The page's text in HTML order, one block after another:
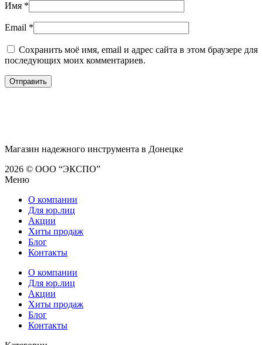
Имя *
Email *
Сохранить моё имя, email и адрес сайта в этом браузере для
последующих моих комментариев.
Магазин надежного инструмента в Донецке
2026 © ООО “ЭКСПО”
Меню
О компании
Для юр.лиц
Акции
Хиты продаж
Блог
Контакты
О компании
Для юр.лиц
Акции
Хиты продаж
Блог
Контакты